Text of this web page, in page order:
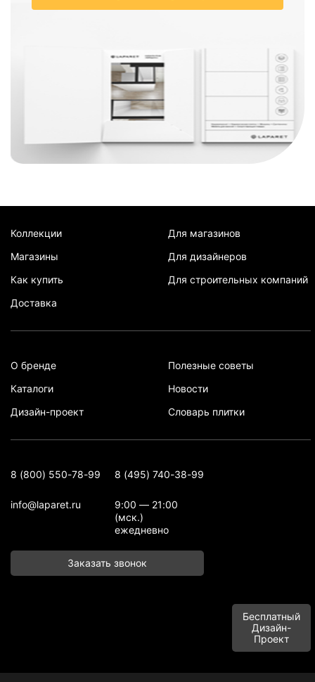
Коллекции
Магазины
Как купить
Доставка
Для магазинов
Для дизайнеров
Для строительных компаний
О бренде
Каталоги
Дизайн-проект
Полезные советы
Новости
Словарь плитки
8 (800) 550-78-99 8 (495) 740-38-99
info@laparet.ru
9:00 — 21:00
(мск.)
ежедневно
Заказать звонок
Бесплатный
Дизайн-
Проект